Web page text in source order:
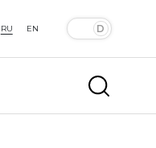
RU EN